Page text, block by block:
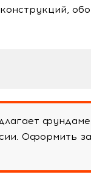
Оформить